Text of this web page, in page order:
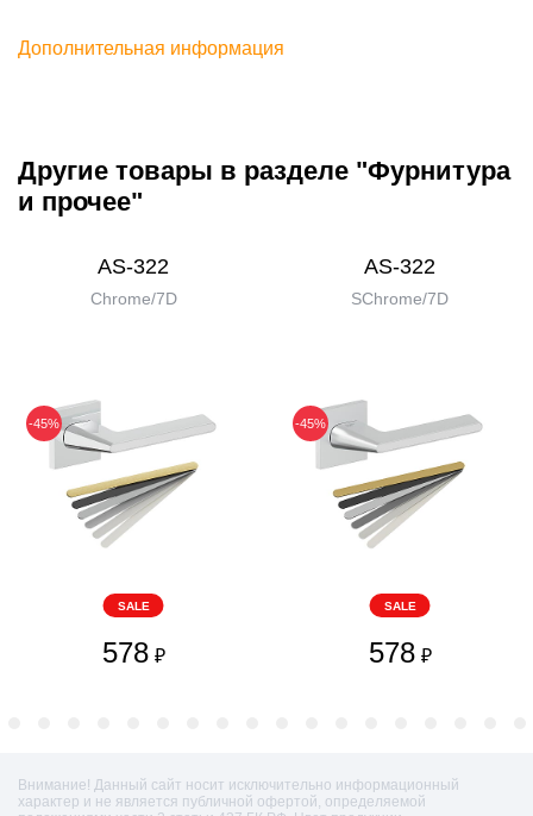
Дополнительная информация
Другие товары в разделе "Фурнитура
и прочее"
AS-322
Chrome/7D
-45%
SALE
578 ₽
AS-322
SChrome/7D
-45%
SALE
578 ₽
Внимание! Данный сайт носит исключительно информационный
характер и не является публичной офертой, определяемой